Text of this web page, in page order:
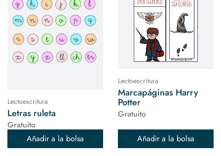
Lectoescritura
Letras ruleta
Gratuito
Añadir a la bolsa
Lectoescritura
Marcapáginas Harry
Potter
Gratuito
Añadir a la bolsa